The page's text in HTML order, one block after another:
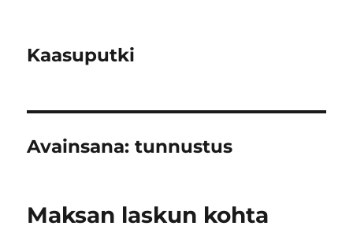
Kaasuputki
Avainsana:tunnustus
Maksan laskun kohta